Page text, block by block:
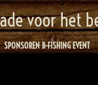
voor het
SPONSOREN B-FISHING EVENT